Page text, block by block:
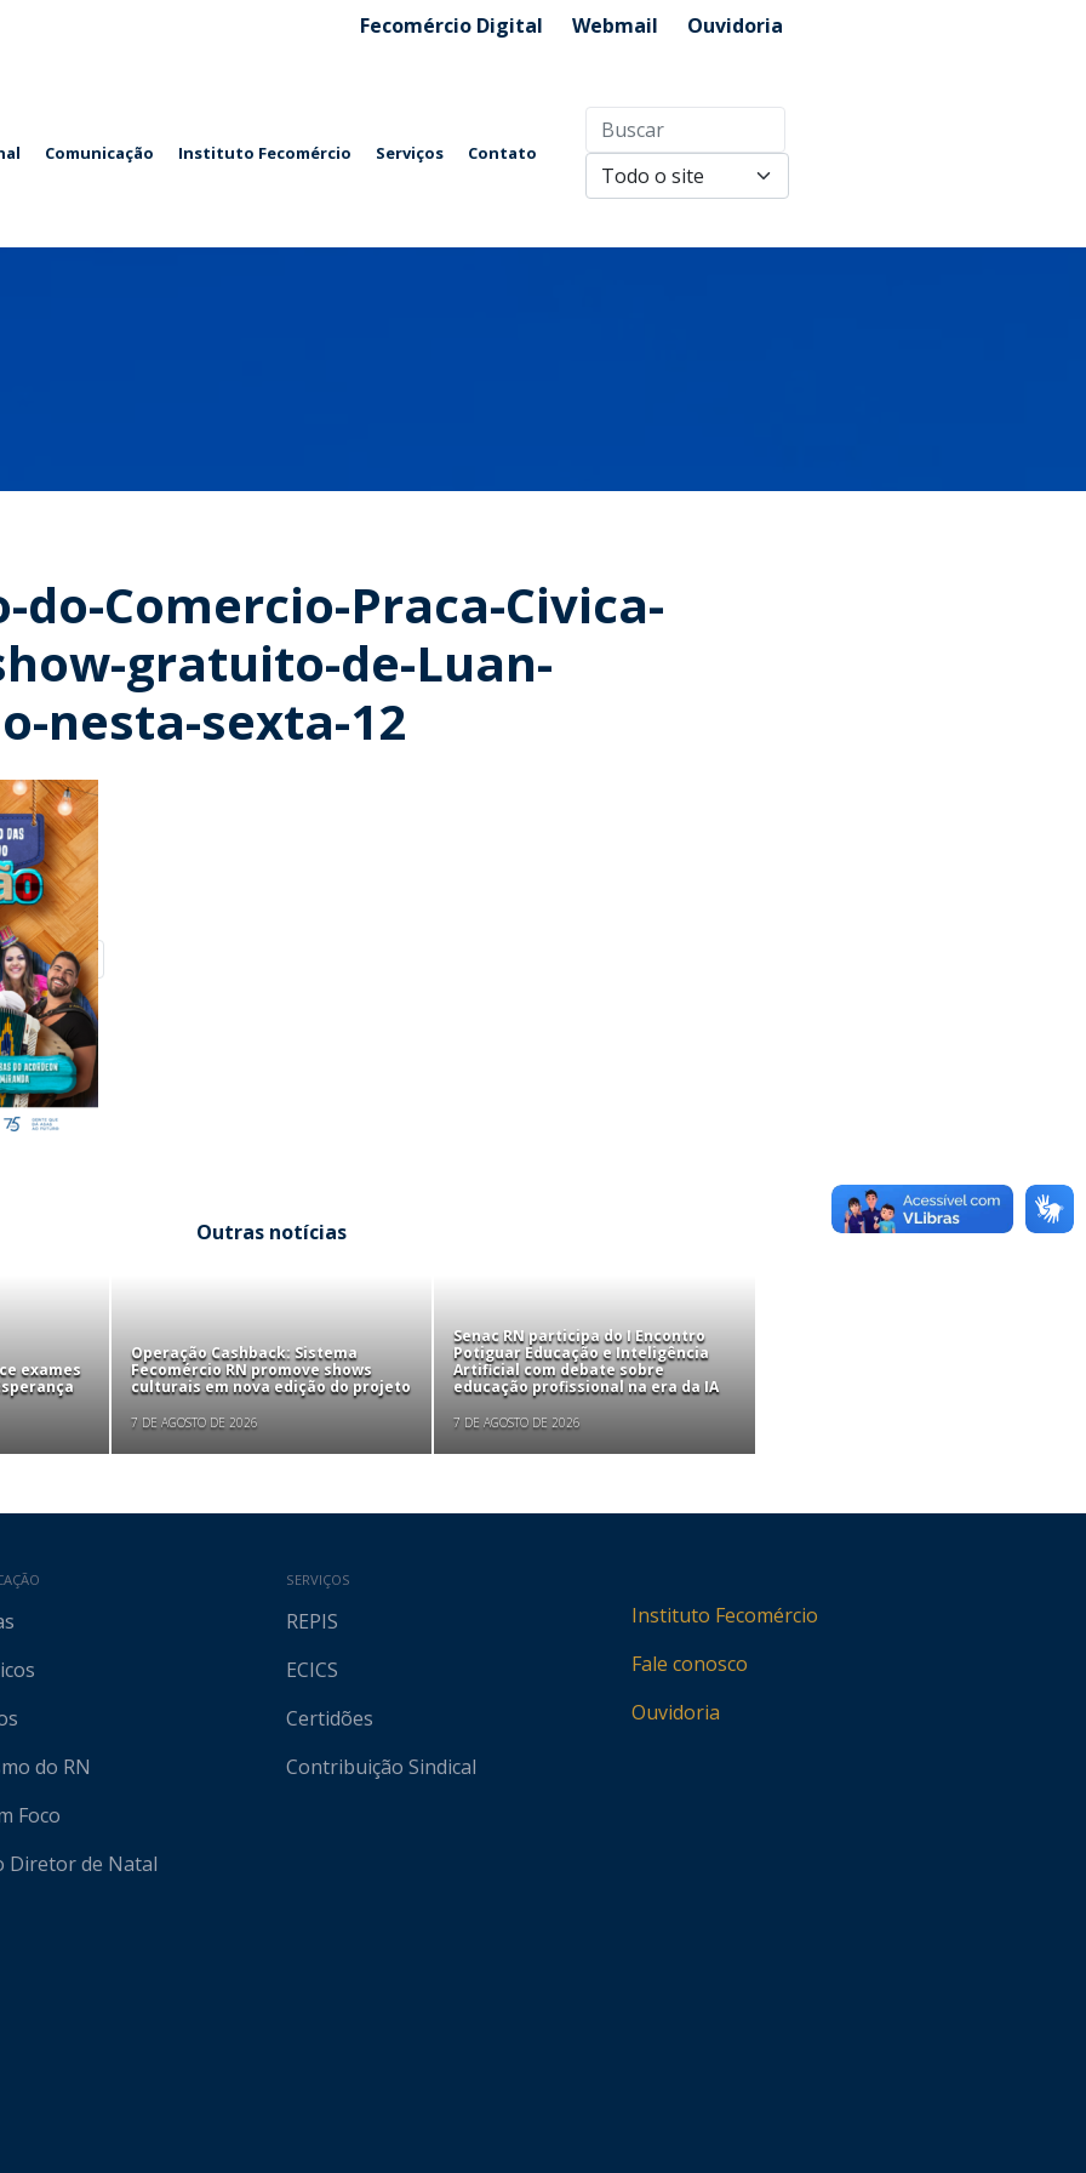
Fecomércio Digital Webmail Ouvidoria
Comunicação Instituto Fecomércio Serviços Contato
do-Comercio-Praca-Civica-
gratuito-de-Luan-
nesta-sexta-12
Outras notícias
exames
Operação Cashback: Sistema
Fecomércio RN promove shows
culturais em nova edição do projeto
7 DE AGOSTO DE 2026
Senac RN participa do I Encontro
Potiguar Educação e Inteligência
Artificial com debate sobre
educação profissional na era da IA
7 DE AGOSTO DE 2026
do RN
Foco
Diretor de Natal
SERVIÇOS
REPIS
ECICS
Certidões
Contribuição Sindical
Instituto Fecomércio
Fale conosco
Ouvidoria